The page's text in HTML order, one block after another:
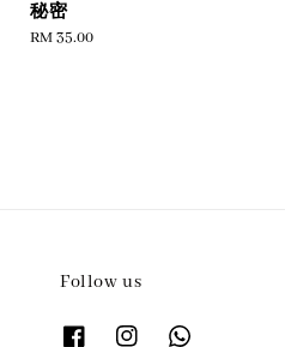
秘密
Regular
RM 35.00
Follow us